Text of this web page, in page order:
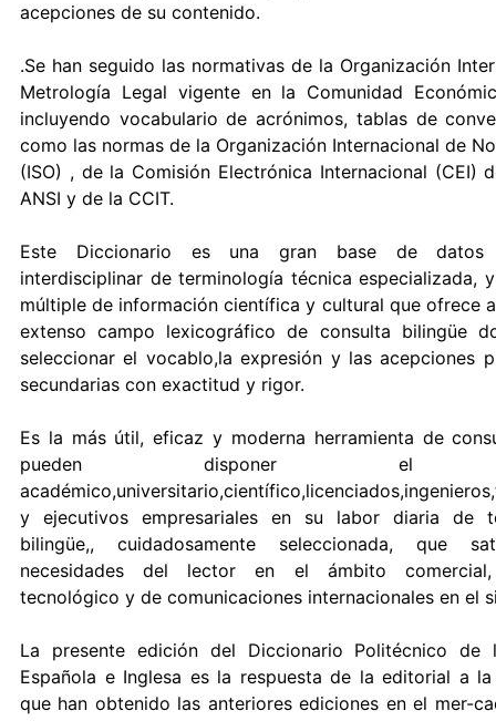
acepciones de su contenido.
.Se han seguido las normativas de la Organización
Metrología Legal vigente en la Comunidad
incluyendo vocabulario de acrónimos, tablas de
como las normas de la Organización Internacional de
(ISO) , de la Comisión Electrónica Internacional (CEI)
ANSI y de la CCIT.
Este Diccionario es una gran base de
interdisciplinar de terminología técnica especializada,
múltiple de información científica y cultural que ofrece
extenso campo lexicográfico de consulta bilingüe
seleccionar el vocablo,la expresión y las acepciones
secundarias con exactitud y rigor.
Es la más útil, eficaz y moderna herramienta de
pueden disponer el
y ejecutivos empresariales en su labor diaria de
bilingüe,, cuidadosamente seleccionada, que
necesidades del lector en el ámbito
tecnológico y de comunicaciones internacionales en el
La presente edición del Diccionario Politécnico de
Española e Inglesa es la respuesta de la editorial a
que han obtenido las anteriores ediciones en el mer-